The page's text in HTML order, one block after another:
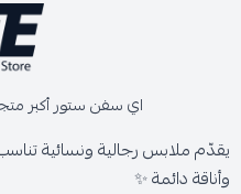
اي سفن ستور أكبر
يقدّم ملابس رجالية ونسائية
وأناقة دائمة ✨